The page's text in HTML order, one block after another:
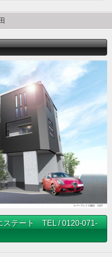
ステート TEL / 0120-071-